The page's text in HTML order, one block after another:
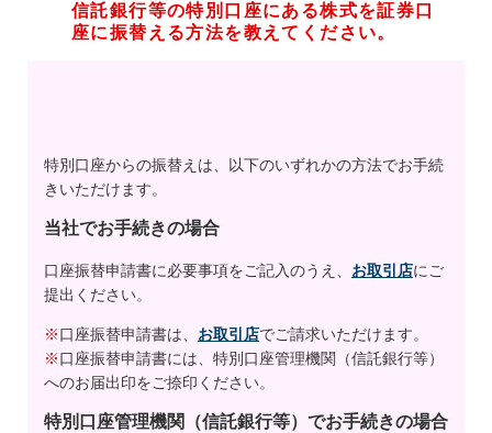
信託銀行等の特別口座にある株式を証券口
座に振替える方法を教えてください。
特別口座からの振替えは、以下のいずれかの方法でお手続
きいただけます。
当社でお手続きの場合
口座振替申請書に必要事項をご記入のうえ、 お取引店にご
提出ください。
※口座振替申請書は、 お取引店でご請求いただけます。
※口座振替申請書には、特別口座管理機関（信託銀行等）
へのお届出印をご捺印ください。
特別口座管理機関（信託銀行等）でお手続きの場合